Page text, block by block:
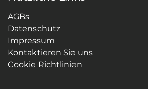
AGBs
Datenschutz
Impressum
Kontaktieren Sie uns
Cookie Richtlinien